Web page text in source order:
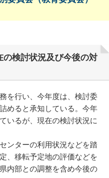
検討状況及び今後の対
を行い、今年度は、検討委
めると承知している。今年
いるが、現在の検討状況に
ンターの利用状況などを踏
、移転予定地の評価などを
内部との調整を含め今後の